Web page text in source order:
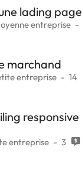
lading page
entreprise
marchand
entreprise 14
responsive
entreprise 3